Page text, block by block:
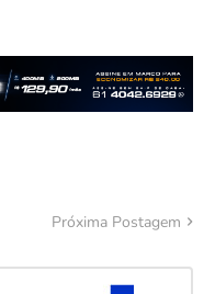
Próxima Postagem